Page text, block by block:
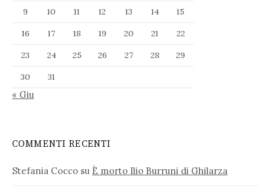
9
10 11 12 13 14
15
16
17 18 19 20 21
22
23
24 25 26 27 28
29
30
31
« Giu
COMMENTI RECENTI
Stefania Cocco su È morto Ilio Burruni di Ghilarza